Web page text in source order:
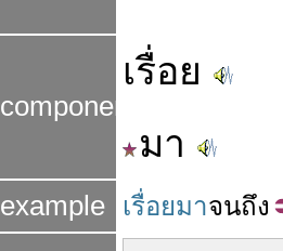
components
เรื่อย
มา
example เรื่อยมาจนถึง